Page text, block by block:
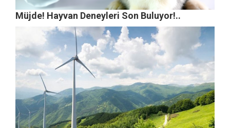
Müjde! Hayvan Deneyleri Son Buluyor!..